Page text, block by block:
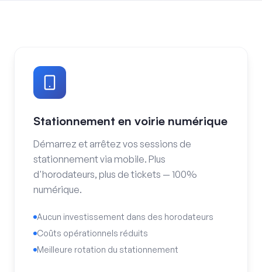
Stationnement en voirie numérique
Démarrez et arrêtez vos sessions de
stationnement via mobile. Plus
d'horodateurs, plus de tickets — 100%
numérique.
Aucun investissement dans des horodateurs
Coûts opérationnels réduits
Meilleure rotation du stationnement